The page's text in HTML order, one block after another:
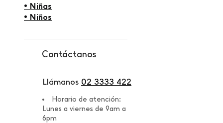
• Niñas
• Niños
Contáctanos
Llámanos 02 3333 422
Horario de atención:
Lunes a viernes de 9am a
6pm